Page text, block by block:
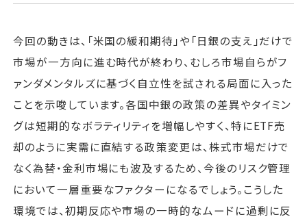
今回の動きは、「米国の緩和期待」や「日銀の支え」だけで
市場が一方向に進む時代が終わり、むしろ市場自らがフ
ァンダメンタルズに基づく自立性を試される局面に入った
ことを示唆しています。各国中銀の政策の差異やタイミン
グは短期的なボラティリティを増幅しやすく、特にETF売
却のように実需に直結する政策変更は、株式市場だけで
なく為替・金利市場にも波及するため、今後のリスク管理
において一層重要なファクターになるでしょう。こうした
環境では、初期反応や市場の一時的なムードに過剰に反